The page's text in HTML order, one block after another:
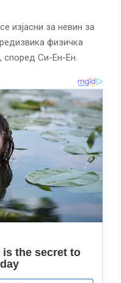
изјасни за невин за
физичка
според Си-Ен-Ен.